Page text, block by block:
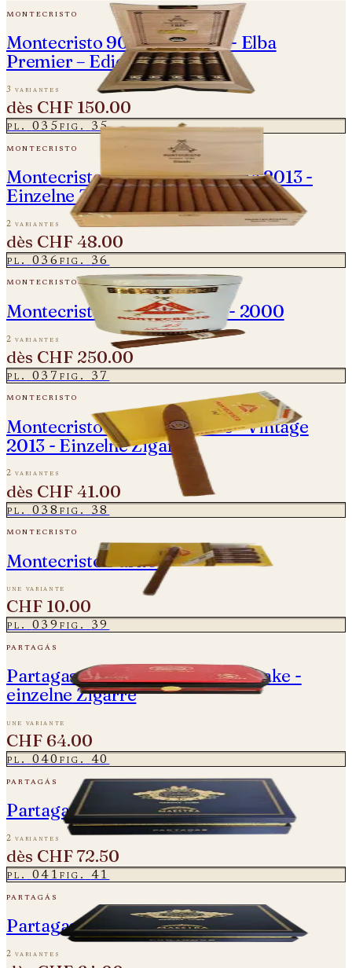
montecristo
Montecristo 90 Aniversario - Elba
Premier – Edición Limitada
3 variantes
dès CHF 150.00
pl. 035fig. 35
montecristo
Montecristo Edmundo - Vintage 2013 -
Einzelne Zigarre
2 variantes
dès CHF 48.00
pl. 036fig. 36
montecristo
Montecristo Millennium Jar - 2000
2 variantes
dès CHF 250.00
pl. 037fig. 37
montecristo
Montecristo No. 2 Piramides - Vintage
2013 - Einzelne Zigarre
2 variantes
dès CHF 41.00
pl. 038fig. 38
montecristo
Montecristo Puritos
une variante
CHF 10.00
pl. 039fig. 39
partagás
Partagas Cedros - Year of the Snake -
einzelne Zigarre
une variante
CHF 64.00
pl. 040fig. 40
partagás
Partagas Linea Maestra - Maestro
2 variantes
dès CHF 72.50
pl. 041fig. 41
partagás
Partagas Linea Maestra - Origen
2 variantes